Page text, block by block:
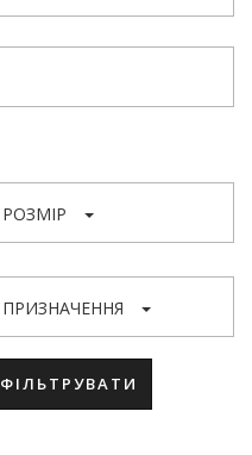
РОЗМІР
ПРИЗНАЧЕННЯ
ФІЛЬТРУВАТИ